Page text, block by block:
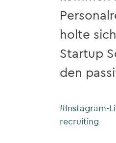
holte
Startup
den
#Instagram-
recruiting